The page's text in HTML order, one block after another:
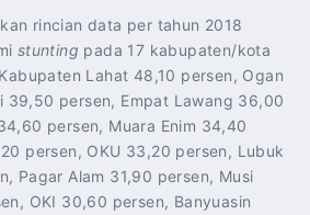
rincian data per tahun 2018
stunting pada 17 kabupaten/kota
Lahat 48,10 persen, Ogan
39,50 persen, Empat Lawang 36,00
persen, Muara Enim 34,40
persen, OKU 33,20 persen, Lubuk
Pagar Alam 31,90 persen, Musi
OKI 30,60 persen, Banyuasin